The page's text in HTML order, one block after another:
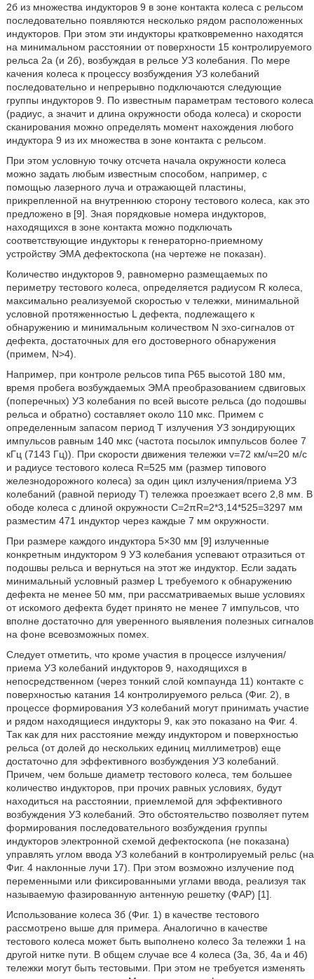
2б из множества индукторов 9 в зоне контакта колеса с рельсом
последовательно появляются несколько рядом расположенных
индукторов. При этом эти индукторы кратковременно находятся
на минимальном расстоянии от поверхности 15 контролируемого
рельса 2а (и 2б), возбуждая в рельсе УЗ колебания. По мере
качения колеса к процессу возбуждения УЗ колебаний
последовательно и непрерывно подключаются следующие
группы индукторов 9. По известным параметрам тестового колеса
(радиус, а значит и длина окружности обода колеса) и скорости
сканирования можно определять момент нахождения любого
индуктора 9 из их множества в зоне контакта с рельсом.
При этом условную точку отсчета начала окружности колеса
можно задать любым известным способом, например, с
помощью лазерного луча и отражающей пластины,
прикрепленной на внутреннюю сторону тестового колеса, как это
предложено в [9]. Зная порядковые номера индукторов,
находящихся в зоне контакта можно подключать
соответствующие индукторы к генераторно-приемному
устройству ЭМА дефектоскопа (на чертеже не показан).
Количество индукторов 9, равномерно размещаемых по
периметру тестового колеса, определяется радиусом R колеса,
максимально реализуемой скоростью v тележки, минимальной
условной протяженностью L дефекта, подлежащего к
обнаружению и минимальным количеством N эхо-сигналов от
дефекта, достаточных для его достоверного обнаружения
(примем, N>4).
Например, при контроле рельсов типа Р65 высотой 180 мм,
время пробега возбуждаемых ЭМА преобразованием сдвиговых
(поперечных) УЗ колебания по всей высоте рельса (до подошвы
рельса и обратно) составляет около 110 мкс. Примем с
определенным запасом период T излучения УЗ зондирующих
импульсов равным 140 мкс (частота посылок импульсов более 7
кГц (7143 Гц)). При скорости движения тележки v=72 км/ч=20 м/с
и радиусе тестового колеса R=525 мм (размер типового
железнодорожного колеса) за один цикл излучения/приема УЗ
колебаний (равной периоду T) тележка проезжает всего 2,8 мм. В
ободе колеса с длиной окружности C=2πR=2*3,14*525=3297 мм
разместим 471 индуктор через каждые 7 мм окружности.
При размере каждого индуктора 5×30 мм [9] излученные
конкретным индуктором 9 УЗ колебания успевают отразиться от
подошвы рельса и вернуться на этот же индуктор. Если задать
минимальный условный размер L требуемого к обнаружению
дефекта не менее 50 мм, при рассматриваемых выше условиях
от искомого дефекта будет принято не менее 7 импульсов, что
вполне достаточно для уверенного выявления полезных сигналов
на фоне всевозможных помех.
Следует отметить, что кроме участия в процессе излучения/
приема УЗ колебаний индукторов 9, находящихся в
непосредственном (через тонкий слой компаунда 11) контакте с
поверхностью катания 14 контролируемого рельса (Фиг. 2), в
процессе формирования УЗ колебаний могут принимать участие
и рядом находящиеся индукторы 9, как это показано на Фиг. 4.
Так как для них расстояние между индуктором и поверхностью
рельса (от долей до нескольких единиц миллиметров) еще
достаточно для эффективного возбуждения УЗ колебаний.
Причем, чем больше диаметр тестового колеса, тем большее
количество индукторов, при прочих равных условиях, будут
находиться на расстоянии, приемлемой для эффективного
возбуждения УЗ колебаний. Это обстоятельство позволяет путем
формирования последовательного возбуждения группы
индукторов электронной схемой дефектоскопа (не показана)
управлять углом ввода УЗ колебаний в контролируемый рельс (на
Фиг. 4 наклонные лучи 17). При этом возможно излучение под
переменными или фиксированными углами ввода, реализуя так
называемую фазированную антенную решетку (ФАР) [1].
Использование колеса 3б (Фиг. 1) в качестве тестового
рассмотрено выше для примера. Аналогично в качестве
тестового колеса может быть выполнено колесо 3а тележки 1 на
другой нитке пути. В общем случае все 4 колеса (3а, 3б, 4а и 4б)
тележки могут быть тестовыми. При этом не требуется изменять